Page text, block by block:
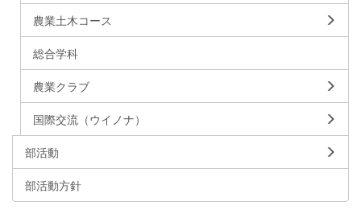
農業土木コース
総合学科
農業クラブ
国際交流（ウイノナ）
部活動
部活動方針